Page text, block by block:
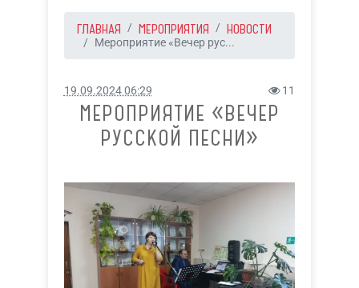
ГЛАВНАЯ МЕРОПРИЯТИЯ НОВОСТИ
Мероприятие «Вечер рус...
19.09.2024 06:29 11
МЕРОПРИЯТИЕ «ВЕЧЕР
РУССКОЙ ПЕСНИ»